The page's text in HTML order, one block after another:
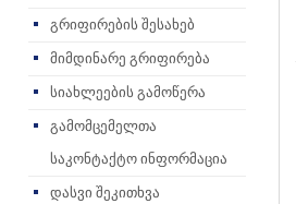
გრიფირების შესახებ
მიმდინარე გრიფირება
სიახლეების გამოწერა
გამომცემელთა
საკონტაქტო ინფორმაცია
დასვი შეკითხვა